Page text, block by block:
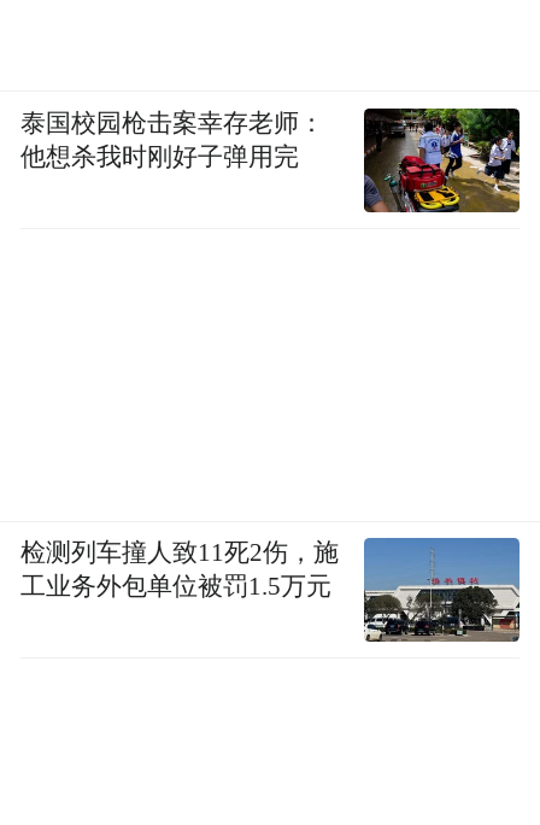
泰国校园枪击案幸存老师：
他想杀我时刚好子弹用完
检测列车撞人致11死2伤，施
工业务外包单位被罚1.5万元